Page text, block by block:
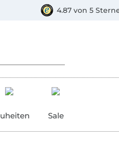
4.87 von 5
Sale